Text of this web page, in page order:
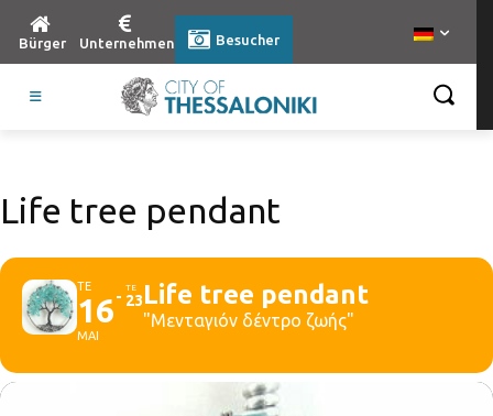
Bürger Unternehmen Besucher
Life tree pendant
ΤΕ
16
ΜΑΙ
ΤΕ
23Life tree pendant
"Μενταγιόν δέντρο ζωής"